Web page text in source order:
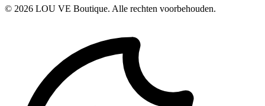
© 2026 LOU VE Boutique. Alle rechten voorbehouden.